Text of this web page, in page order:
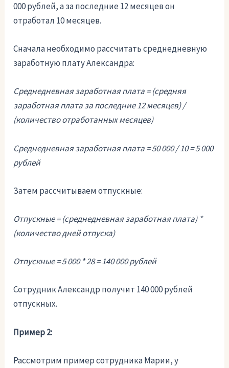
000 рублей, а за последние 12 месяцев он
отработал 10 месяцев.
Сначала необходимо рассчитать среднедневную
заработную плату Александра:
Среднедневная заработная плата = (средняя
заработная плата за последние 12 месяцев) /
(количество отработанных месяцев)
Среднедневная заработная плата = 50 000 / 10 = 5 000
рублей
Затем рассчитываем отпускные:
Отпускные = (среднедневная заработная плата) *
(количество дней отпуска)
Отпускные = 5 000 * 28 = 140 000 рублей
Сотрудник Александр получит 140 000 рублей
отпускных.
Пример 2:
Рассмотрим пример сотрудника Марии, у